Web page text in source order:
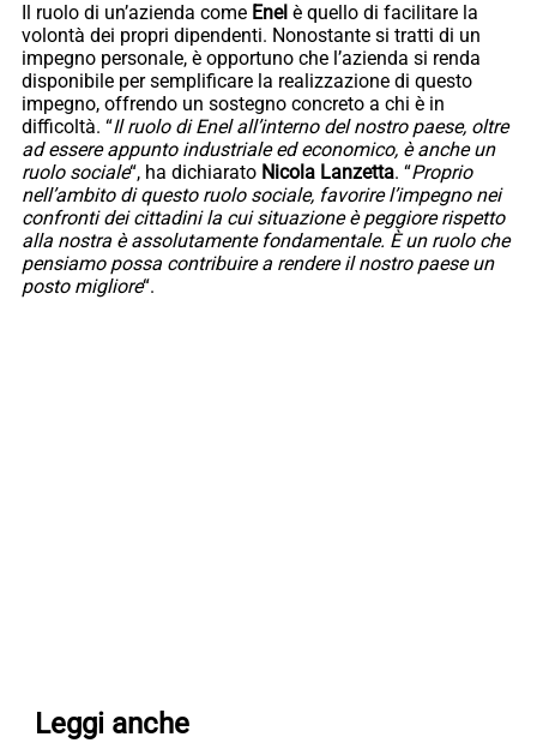
Il ruolo di un’azienda come Enel è quello di facilitare la
volontà dei propri dipendenti. Nonostante si tratti di un
impegno personale, è opportuno che l’azienda si renda
disponibile per semplificare la realizzazione di questo
impegno, offrendo un sostegno concreto a chi è in
difficoltà. “Il ruolo di Enel all’interno del nostro paese, oltre
ad essere appunto industriale ed economico, è anche un
ruolo sociale“, ha dichiarato Nicola Lanzetta. “Proprio
nell’ambito di questo ruolo sociale, favorire l’impegno nei
confronti dei cittadini la cui situazione è peggiore rispetto
alla nostra è assolutamente fondamentale. È un ruolo che
pensiamo possa contribuire a rendere il nostro paese un
posto migliore“.
Leggi anche